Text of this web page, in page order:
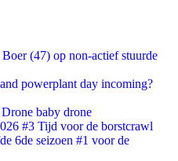
(47) op non-actief stuurde
powerplant day incoming?
baby drone
#3 Tijd voor de borstcrawl
6de seizoen #1 voor de